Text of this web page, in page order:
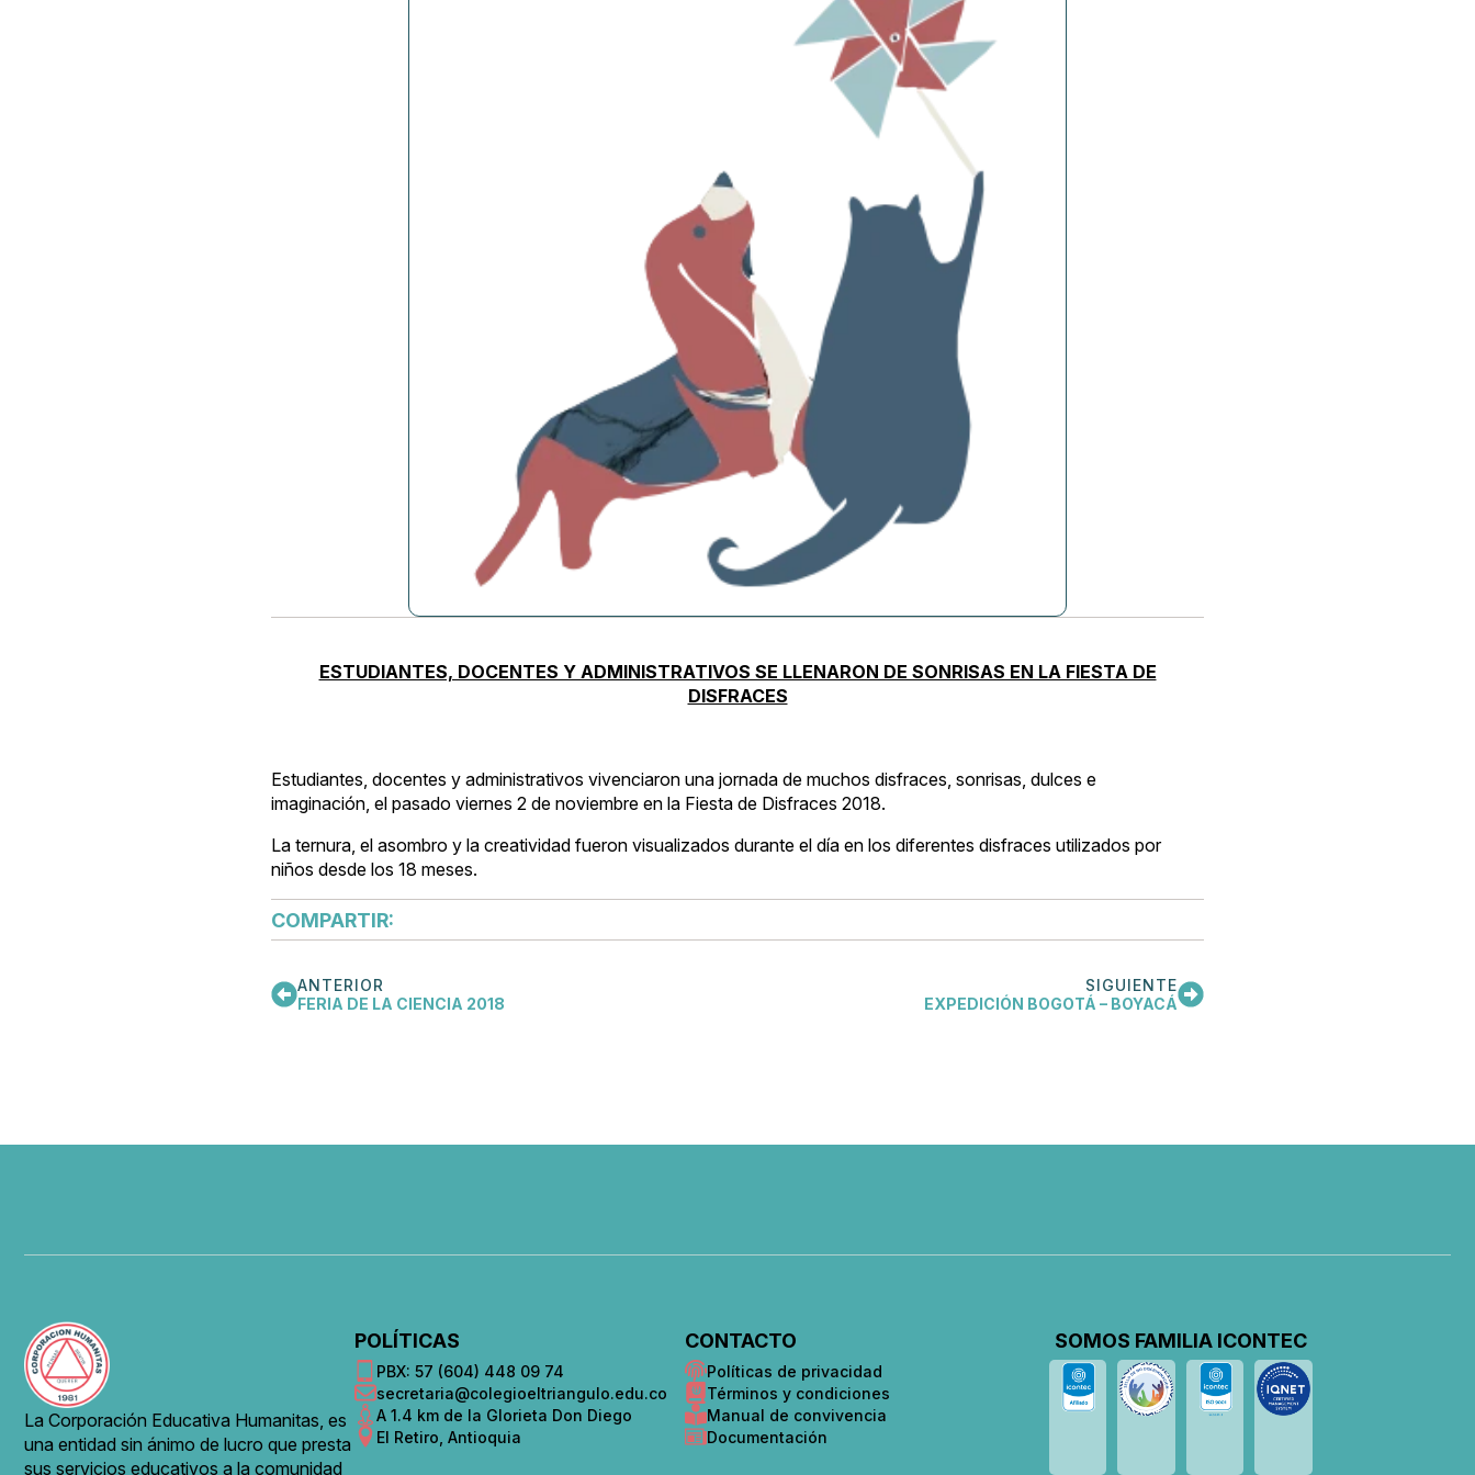
ESTUDIANTES, DOCENTES Y ADMINISTRATIVOS SE LLENARON DE SONRISAS EN LA FIESTA DE
DISFRACES
Estudiantes, docentes y administrativos vivenciaron una jornada de muchos disfraces, sonrisas, dulces e
imaginación, el pasado viernes 2 de noviembre en la Fiesta de Disfraces 2018.
La ternura, el asombro y la creatividad fueron visualizados durante el día en los diferentes disfraces utilizados por
niños desde los 18 meses.
COMPARTIR:
ANTERIOR
FERIA DE LA CIENCIA 2018
SIGUIENTE
EXPEDICIÓN BOGOTÁ – BOYACÁ
La Corporación Educativa Humanitas, es
una entidad sin ánimo de lucro que presta
sus servicios educativos a la comunidad
POLÍTICAS
PBX: 57 (604) 448 09 74
secretaria@colegioeltriangulo.edu.co
A 1.4 km de la Glorieta Don Diego
El Retiro, Antioquia
CONTACTO
Políticas de privacidad
Términos y condiciones
Manual de convivencia
Documentación
SOMOS FAMILIA ICONTEC